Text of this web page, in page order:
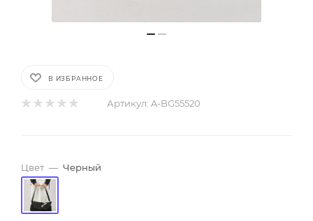
В ИЗБРАННОЕ
Артикул: A-BG55520
Цвет — Черный